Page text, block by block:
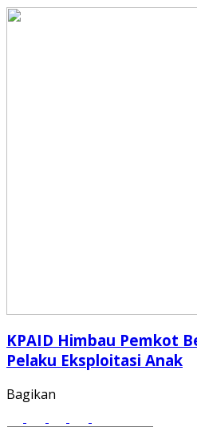
KPAID Himbau Pemkot
Pelaku Eksploitasi Anak
Bagikan